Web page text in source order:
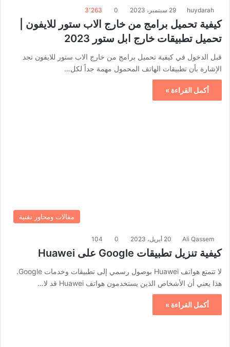
huydarah 29 سبتمبر، 2023 0 3٬263
كيفية تحميل برامج من خارج الاب ستور للايفون |
تحميل تطبيقات خارج ابل ستور 2023
قبل الدخول في كيفية تحميل برامج من خارج الاب ستور للايفون تجد
الإشارة بأن تطبيقات الهاتف المحمول مهمة جداً لكل…
أكمل القراءة »
مقالات ومحاور تقنية
Ali Qassem 20 أبريل، 2023 0
104
كيفية تنزيل تطبيقات Google على Huawei
لا تتمتع هواتف Huawei بوصول رسمي إلى تطبيقات وخدمات Google.
هذا يعني أن الأشخاص الذين يستخدمون هواتف Huawei قد لا…
أكمل القراءة »